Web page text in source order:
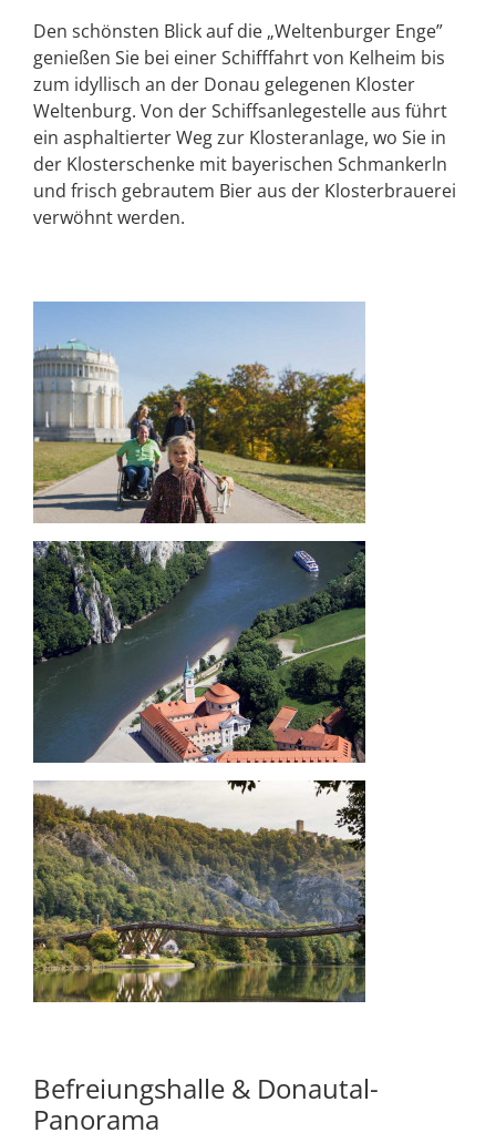
Den schönsten Blick auf die „Weltenburger Enge”
genießen Sie bei einer Schifffahrt von Kelheim bis
zum idyllisch an der Donau gelegenen Kloster
Weltenburg. Von der Schiffsanlegestelle aus führt
ein asphaltierter Weg zur Klosteranlage, wo Sie in
der Klosterschenke mit bayerischen Schmankerln
und frisch gebrautem Bier aus der Klosterbrauerei
verwöhnt werden.
Befreiungshalle & Donautal-
Panorama